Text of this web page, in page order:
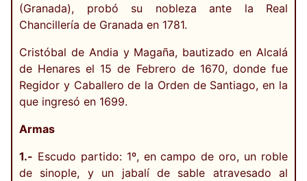
(Granada), probó su nobleza ante la Real
Chancillería de Granada en 1781.
Cristóbal de Andia y Magaña, bautizado en Alcalá
de Henares el 15 de Febrero de 1670, donde fue
Regidor y Caballero de la Orden de Santiago, en la
que ingresó en 1699.
Armas
1.- Escudo partido: 1º, en campo de oro, un roble
de sinople, y un jabalí de sable atravesado al